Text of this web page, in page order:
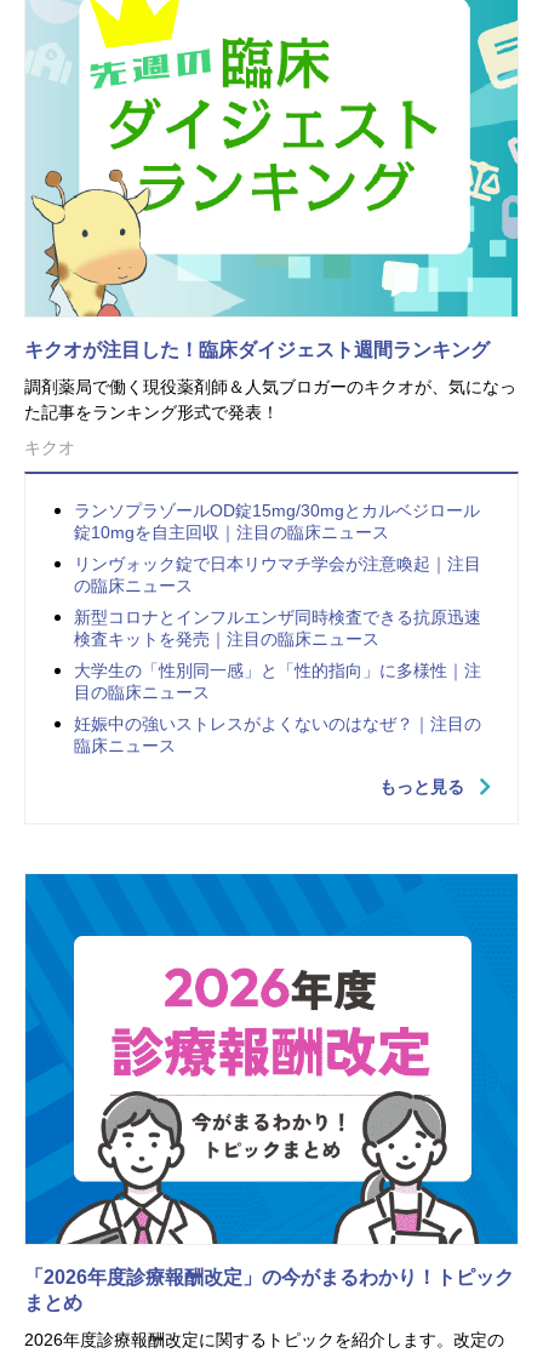
キクオが注目した！臨床ダイジェスト週間ランキング
調剤薬局で働く現役薬剤師＆人気ブロガーのキクオが、気になっ
た記事をランキング形式で発表！
キクオ
ランソプラゾールOD錠15mg/30mgとカルベジロール
錠10mgを自主回収｜注目の臨床ニュース
リンヴォック錠で日本リウマチ学会が注意喚起｜注目
の臨床ニュース
新型コロナとインフルエンザ同時検査できる抗原迅速
検査キットを発売｜注目の臨床ニュース
大学生の「性別同一感」と「性的指向」に多様性｜注
目の臨床ニュース
妊娠中の強いストレスがよくないのはなぜ？｜注目の
臨床ニュース
もっと見る
「2026年度診療報酬改定」の今がまるわかり！トピック
まとめ
2026年度診療報酬改定に関するトピックを紹介します。改定の